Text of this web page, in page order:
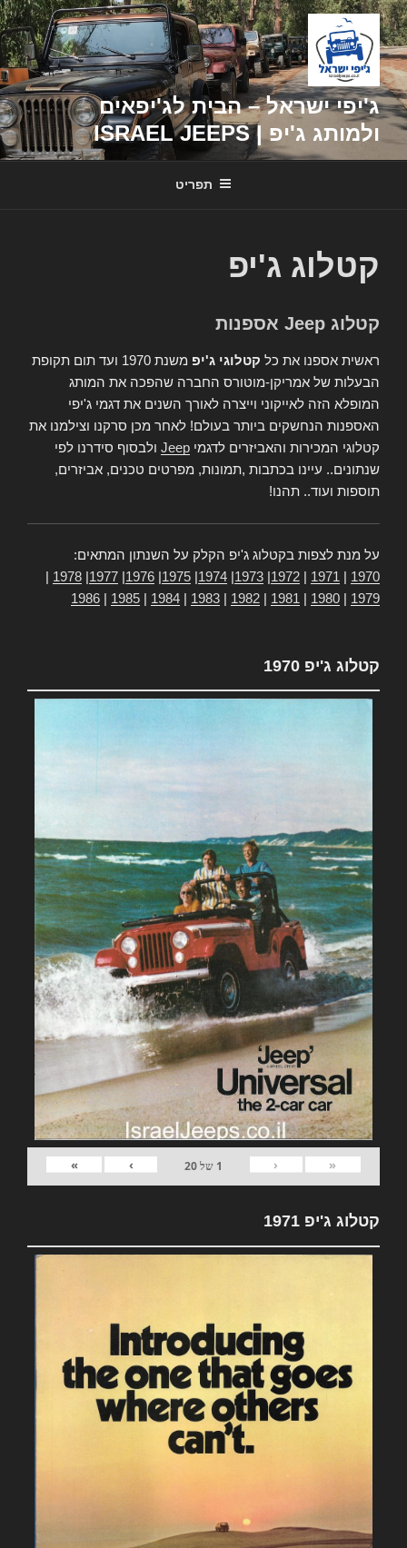
דילוג
לתוכן
ג'יפי ישראל – הבית לג'יפאים
ולמותג ג'יפ | ISRAEL JEEPS
תפריט
קטלוג ג'יפ
קטלוג Jeep אספנות
ראשית אספנו את כל קטלוגי ג'יפ
משנת 1970 ועד תום תקופת
הבעלות של אמריקן-מוטורס החברה שהפכה את המותג
המופלא הזה לאייקוני וייצרה לאורך השנים את דגמי ג'יפי
האספנות הנחשקים ביותר בעולם! לאחר מכן סרקנו וצילמנו את
קטלוגי המכירות והאביזרים לדגמי Jeep ולבסוף סידרנו לפי
שנתונים.. עיינו בכתבות ,תמונות, מפרטים טכנים, אביזרים,
תוספות ועוד.. תהנו!
על מנת לצפות בקטלוג ג'יפ הקלק על השנתון המתאים:
1970
1971
1972
1973
1974
1975
1976
1977
1978
1979
1980
1981
1982
1983
1984
1985
1986
קטלוג ג'יפ 1970
«
‹
1 של20
›
»
קטלוג ג'יפ 1971